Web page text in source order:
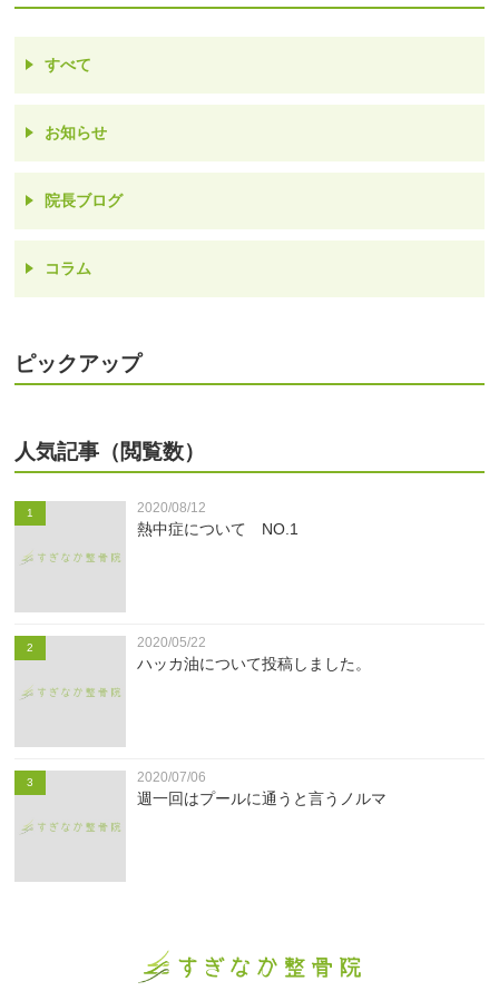
すべて
お知らせ
院長ブログ
コラム
ピックアップ
人気記事（閲覧数）
1 2020/08/12
熱中症について NO.1
2 2020/05/22
ハッカ油について投稿しました。
3 2020/07/06
週一回はプールに通うと言うノルマ